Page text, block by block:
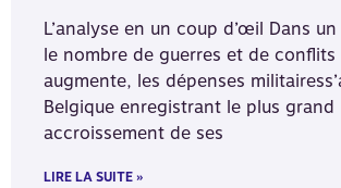
L’analyse en un coup d’œil Dans
le nombre de guerres et de conflits
augmente, les dépenses
Belgique enregistrant le plus grand
accroissement de ses
LIRE LA SUITE »